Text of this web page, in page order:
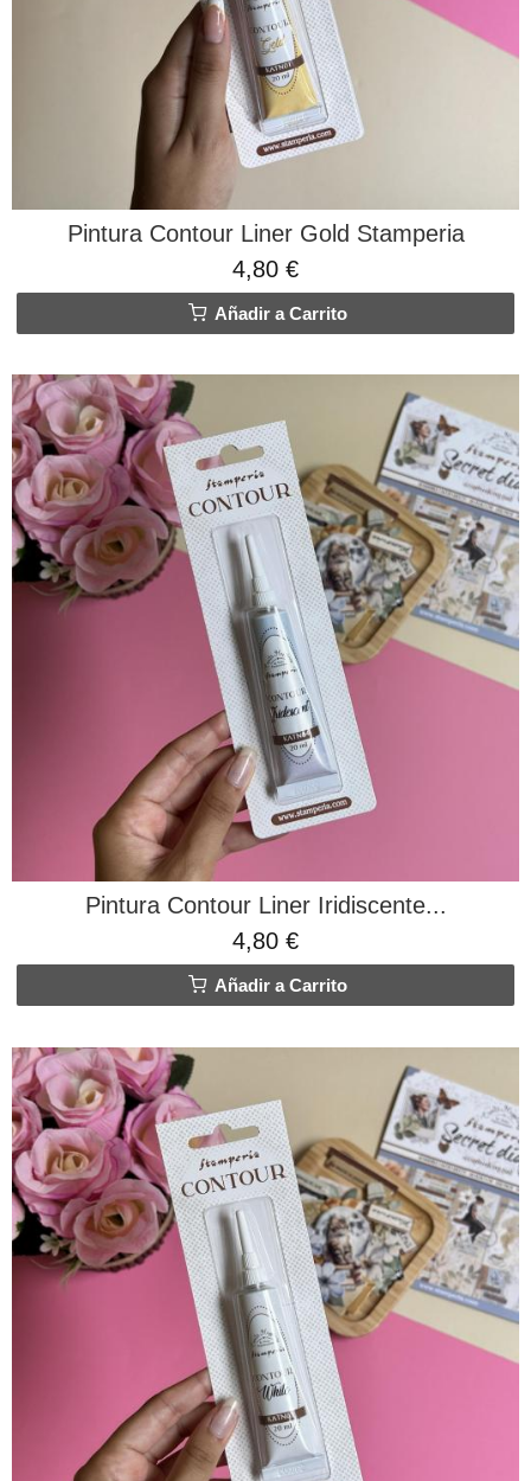
Pintura Contour Liner Gold Stamperia
4,80 €
Añadir a Carrito
Pintura Contour Liner Iridiscente...
4,80 €
Añadir a Carrito